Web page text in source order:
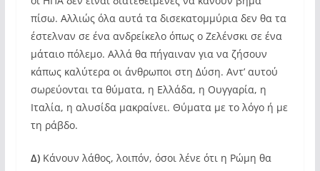
πίσω. Αλλιώς όλα αυτά τα δισεκατομμύρια δεν θα τα
έστελναν σε ένα ανδρείκελο όπως ο Ζελένσκι σε ένα
μάταιο πόλεμο. Αλλά θα πήγαιναν για να ζήσουν
κάπως καλύτερα οι άνθρωποι στη Δύση. Αντ’ αυτού
σωρεύονται τα θύματα, η Ελλάδα, η Ουγγαρία, η
Ιταλία, η αλυσίδα μακραίνει. Θύματα με το λόγο ή με
τη ράβδο.
Δ)Κάνουν λάθος, λοιπόν, όσοι λένε ότι η Ρώμη θα